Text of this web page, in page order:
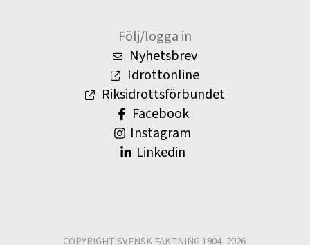
Följ/logga in
Nyhetsbrev
Idrottonline
Riksidrottsförbundet
Facebook
Instagram
Linkedin
COPYRIGHT SVENSK FÄKTNING 1904–2026